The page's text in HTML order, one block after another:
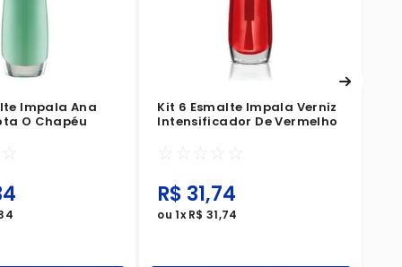
Impala Ana
O Chapéu
☆
Kit 6 Esmalte Impala Verniz
Intensificador De Vermelho
☆ ☆ ☆ ☆ ☆
R$ 31,74
ou1xR$ 31,74